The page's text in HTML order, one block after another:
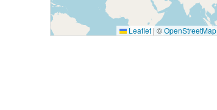
Leaflet | ©OpenStreetMap